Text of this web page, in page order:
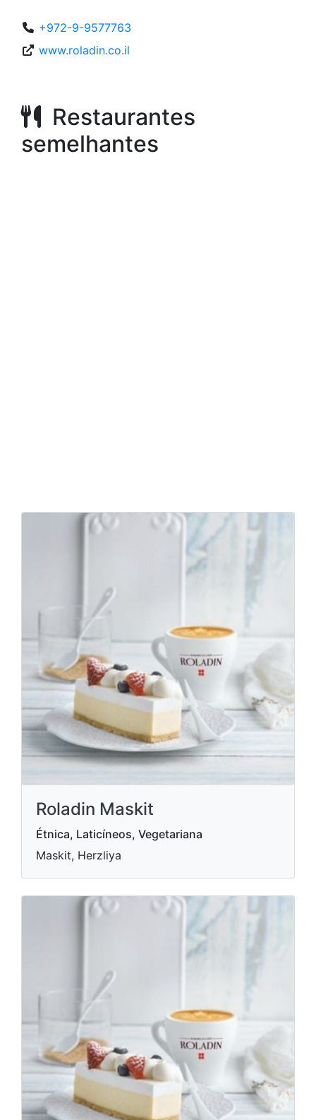
+972-9-9577763
www.roladin.co.il
Restaurantes
semelhantes
Roladin Maskit
Étnica, Laticíneos, Vegetariana
Maskit, Herzliya